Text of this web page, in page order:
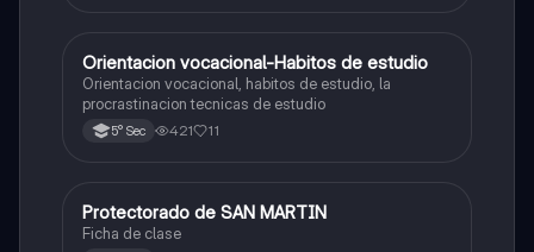
Ciencias Sociales
Orientacion vocacional-Habitos de estudio
Orientacion vocacional, habitos de estudio, la
procrastinacion tecnicas de estudio
5° Sec 421 11
Ciencias Sociales
Protectorado de SAN MARTIN
Ficha de clase